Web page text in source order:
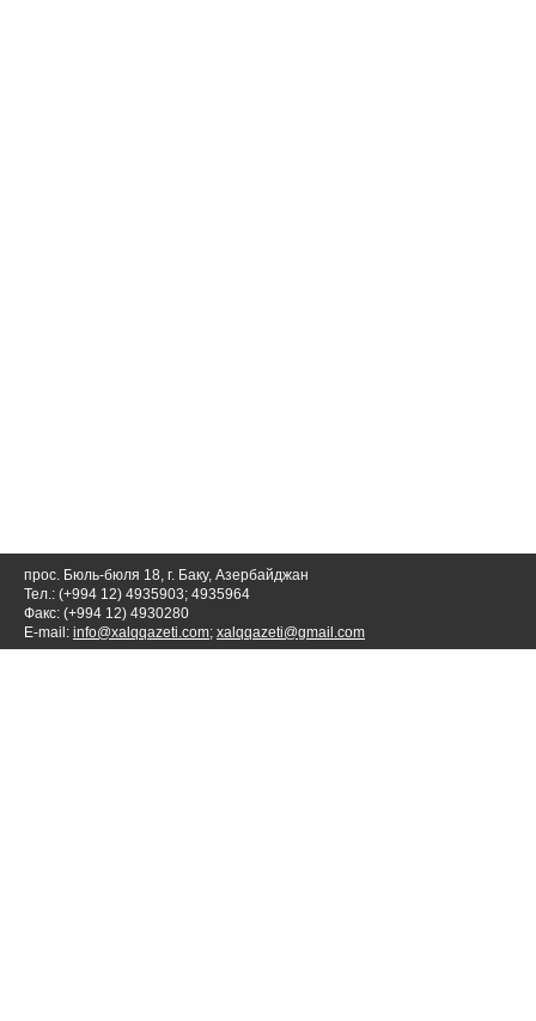
прос. Бюль-бюля 18, г. Баку, Азербайджан
Тел.: (+994 12) 4935903; 4935964
Факс: (+994 12) 4930280
E-mail: info@xalqqazeti.com; xalqqazeti@gmail.com